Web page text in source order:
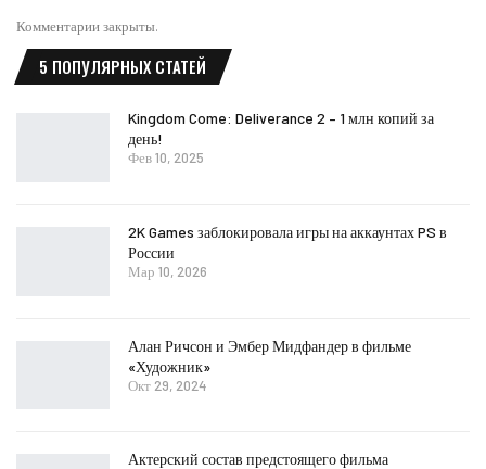
Комментарии закрыты.
5 ПОПУЛЯРНЫХ СТАТЕЙ
Kingdom Come: Deliverance 2 – 1 млн копий за
день!
Фев 10, 2025
2K Games заблокировала игры на аккаунтах PS в
России
Мар 10, 2026
Алан Ричсон и Эмбер Мидфандер в фильме
«Художник»
Окт 29, 2024
Актерский состав предстоящего фильма